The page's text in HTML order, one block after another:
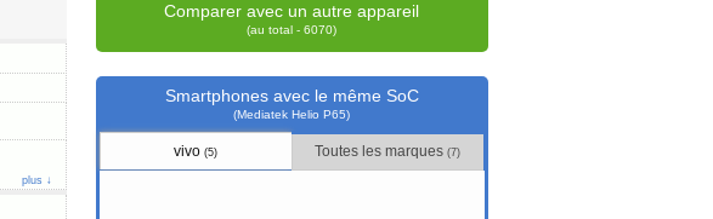
plus ↓
Comparer avec un autre appareil
(au total - 6070)
Smartphones avec le même SoC
(Mediatek Helio P65)
vivo(5) Toutes les marques(7)